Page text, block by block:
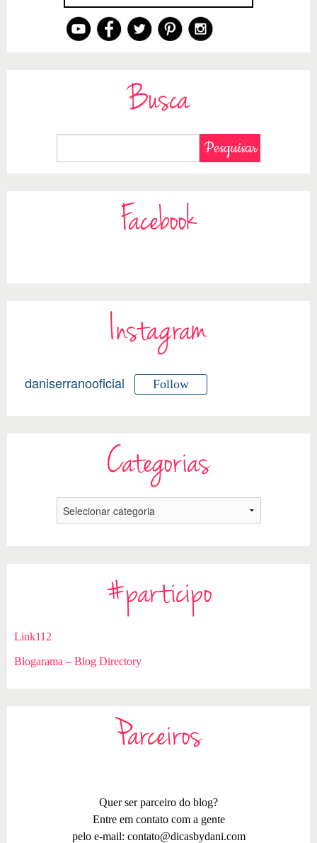
Busca
Facebook
Instagram
daniserranooficial Follow
Categorias
#participo
Link112
Blogarama – Blog Directory
Parceiros
Quer ser parceiro do blog?
Entre em contato com a gente
pelo e-mail: contato@dicasbydani.com